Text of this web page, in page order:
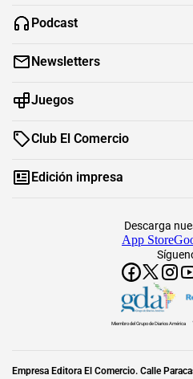
Podcast
Newsletters
Juegos
Club El Comercio
Edición impresa
Descarga
App Store
Miembro del Grupo de Diarios América
Empresa Editora El Comercio. Calle